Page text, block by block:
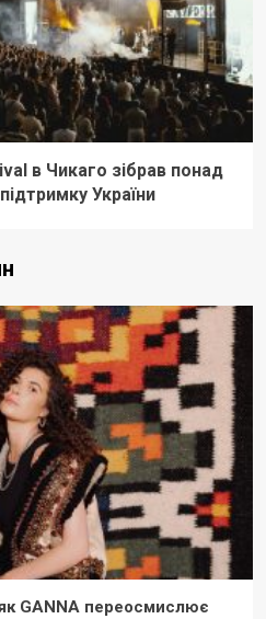
в Чикаго зібрав понад
України
GANNA переосмислює